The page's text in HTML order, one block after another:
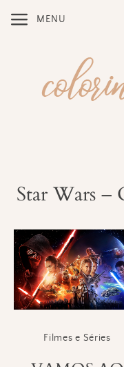
MENU
Star Wars –
Filmes e Séries